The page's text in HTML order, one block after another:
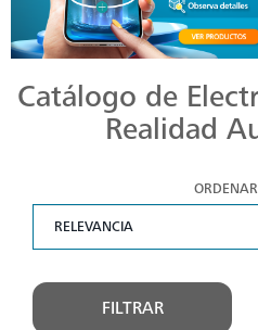
Catálogo de
Realidad
FILTRAR